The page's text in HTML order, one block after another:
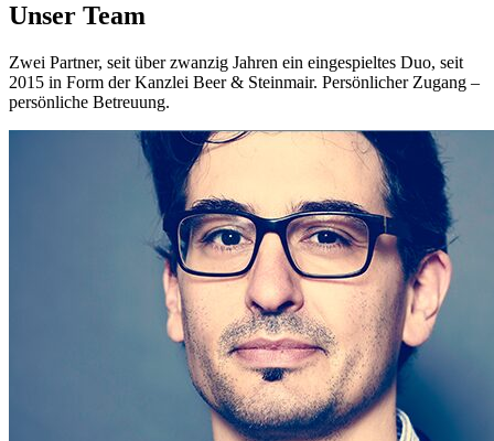
Unser Team
Zwei Partner, seit über zwanzig Jahren ein eingespieltes Duo, seit
2015 in Form der Kanzlei Beer & Steinmair. Persönlicher Zugang –
persönliche Betreuung.